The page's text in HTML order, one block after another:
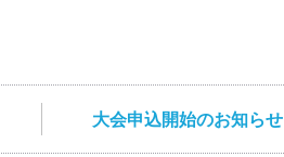
大会申込開始のお知らせ